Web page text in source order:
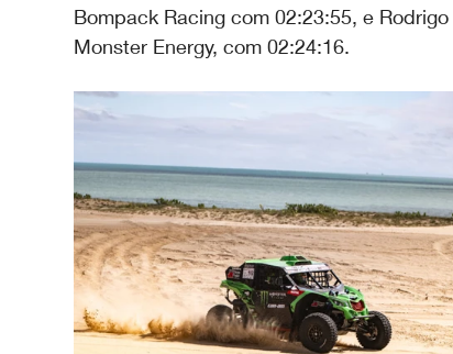
Bompack Racing com 02:23:55, e
Monster Energy, com 02:24:16.